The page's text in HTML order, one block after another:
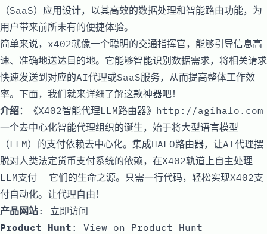
（SaaS）应用设计，以其高效的数据处理和智能路由功能，为
用户带来前所未有的便捷体验。
简单来说，x402就像一个聪明的交通指挥官，能够引导信息高
速、准确地送达目的地。它能够智能识别数据需求，将相关请求
快速发送到对应的AI代理或SaaS服务，从而提高整体工作效
率。下面，我们就来详细了解这款神器吧！
介绍：《X402智能代理LLM路由器》 http://agihalo.com
一个去中心化智能代理组织的诞生，始于将大型语言模型
（LLM）的支付依赖去中心化。集成HALO路由器，让AI代理摆
脱对人类法定货币支付系统的依赖，在X402轨道上自主处理
LLM支付——它们的生命之源。只需一行代码，轻松实现X402支
付自动化。让代理自由！
产品网站: 立即访问
Product Hunt : View on Product Hunt